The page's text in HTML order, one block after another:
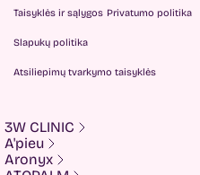
Taisyklės ir sąlygos Privatumo politika
Slapukų politika
Atsiliepimų tvarkymo taisyklės
3W CLINIC
A'pieu
Aronyx